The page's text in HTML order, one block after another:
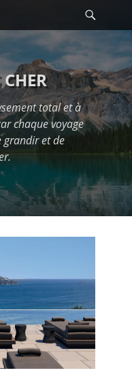
total et à
chaque voyage
grandir et de